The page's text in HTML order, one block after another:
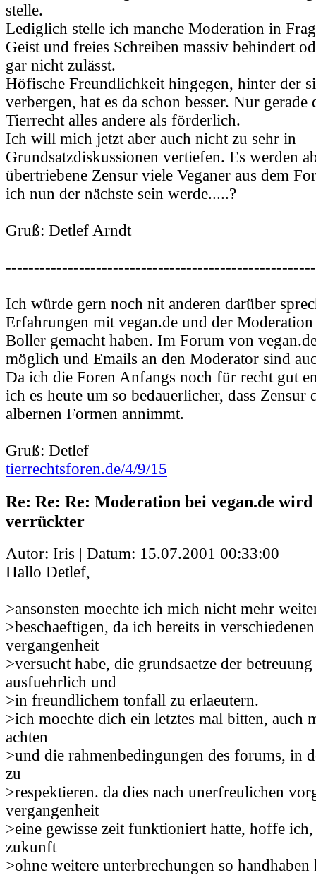
stelle.
Lediglich stelle ich manche Moderation in
Geist und freies Schreiben massiv behindert
gar nicht zulässt.
Höfische Freundlichkeit hingegen, hinter der
verbergen, hat es da schon besser. Nur gerade
Tierrecht alles andere als förderlich.
Ich will mich jetzt aber auch nicht zu sehr in
Grundsatzdiskussionen vertiefen. Es werden
übertriebene Zensur viele Veganer aus dem
ich nun der nächste sein werde.....?
Gruß: Detlef Arndt
Ich würde gern noch nit anderen darüber
Erfahrungen mit vegan.de und der
Boller gemacht haben. Im Forum von
möglich und Emails an den Moderator sind
Da ich die Foren Anfangs noch für recht gut
ich es heute um so bedauerlicher, dass Zensur
albernen Formen annimmt.
Gruß: Detlef
tierrechtsforen.de/4/9/15
Re: Re: Re: Moderation bei vegan.de
verrückter
Autor: Iris | Datum: 15.07.2001 00:33:00
Hallo Detlef,
>ansonsten moechte ich mich nicht mehr
>beschaeftigen, da ich bereits in
vergangenheit
>versucht habe, die grundsaetze der
ausfuehrlich und
>in freundlichem tonfall zu erlaeutern.
>ich moechte dich ein letztes mal bitten, auch
achten
>und die rahmenbedingungen des forums, in
zu
>respektieren. da dies nach unerfreulichen
vergangenheit
>eine gewisse zeit funktioniert hatte, hoffe
zukunft
>ohne weitere unterbrechungen so handhaben